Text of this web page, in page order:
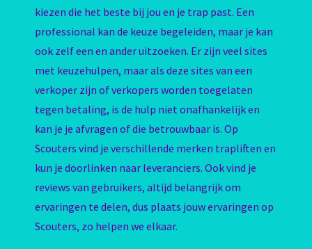
kiezen die het beste bij jou en je trap past. Een
professional kan de keuze begeleiden, maar je kan
ook zelf een en ander uitzoeken. Er zijn veel sites
met keuzehulpen, maar als deze sites van een
verkoper zijn of verkopers worden toegelaten
tegen betaling, is de hulp niet onafhankelijk en
kan je je afvragen of die betrouwbaar is. Op
Scouters vind je verschillende merken trapliften en
kun je doorlinken naar leveranciers. Ook vind je
reviews van gebruikers, altijd belangrijk om
ervaringen te delen, dus plaats jouw ervaringen op
Scouters, zo helpen we elkaar.